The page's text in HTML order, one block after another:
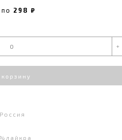
298 ₽
+
Россия